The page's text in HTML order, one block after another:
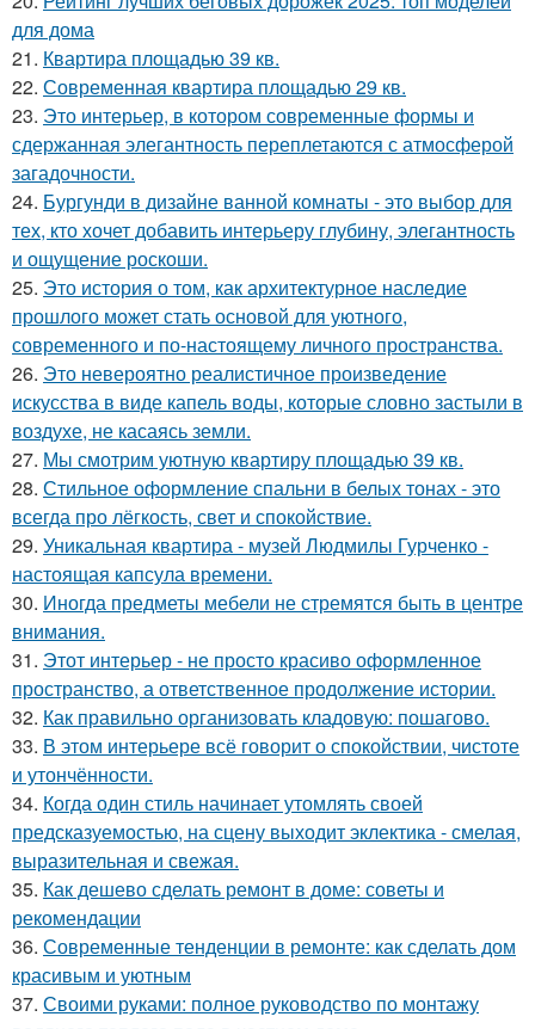
для дома
21. Квартира площадью 39 кв.
22. Современная квартира площадью 29 кв.
23. Это интерьер, в котором современные формы и
сдержанная элегантность переплетаются с атмосферой
загадочности.
24. Бургунди в дизайне ванной комнаты - это выбор для
тех, кто хочет добавить интерьеру глубину, элегантность
и ощущение роскоши.
25. Это история о том, как архитектурное наследие
прошлого может стать основой для уютного,
современного и по-настоящему личного пространства.
26. Это невероятно реалистичное произведение
искусства в виде капель воды, которые словно застыли в
воздухе, не касаясь земли.
27. Мы смотрим уютную квартиру площадью 39 кв.
28. Стильное оформление спальни в белых тонах - это
всегда про лёгкость, свет и спокойствие.
29. Уникальная квартира - музей Людмилы Гурченко -
настоящая капсула времени.
30. Иногда предметы мебели не стремятся быть в центре
внимания.
31. Этот интерьер - не просто красиво оформленное
пространство, а ответственное продолжение истории.
32. Как правильно организовать кладовую: пошагово.
33. В этом интерьере всё говорит о спокойствии, чистоте
и утончённости.
34. Когда один стиль начинает утомлять своей
предсказуемостью, на сцену выходит эклектика - смелая,
выразительная и свежая.
35. Как дешево сделать ремонт в доме: советы и
рекомендации
36. Современные тенденции в ремонте: как сделать дом
красивым и уютным
37. Своими руками: полное руководство по монтажу